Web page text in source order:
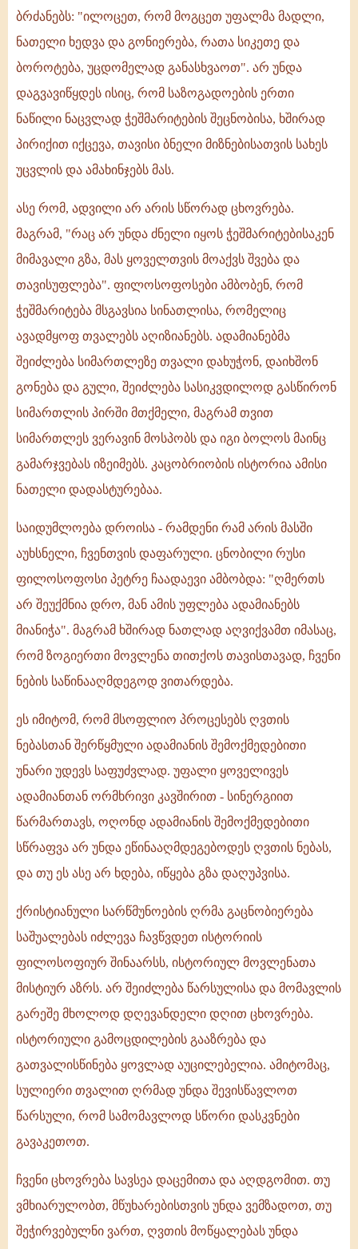
ბრძანებს: "ილოცეთ, რომ მოგცეთ უფალმა მადლი,
ნათელი ხედვა და გონიერება, რათა სიკეთე და
ბოროტება, უცდომელად განასხვაოთ". არ უნდა
დაგვავიწყდეს ისიც, რომ საზოგადოების ერთი
ნაწილი ნაცვლად ჭეშმარიტების შეცნობისა, ხშირად
პირიქით იქცევა, თავისი ბნელი მიზნებისათვის სახეს
უცვლის და ამახინჯებს მას.
ასე რომ, ადვილი არ არის სწორად ცხოვრება.
მაგრამ, "რაც არ უნდა ძნელი იყოს ჭეშმარიტებისაკენ
მიმავალი გზა, მას ყოველთვის მოაქვს შვება და
თავისუფლება". ფილოსოფოსები ამბობენ, რომ
ჭეშმარიტება მსგავსია სინათლისა, რომელიც
ავადმყოფ თვალებს აღიზიანებს. ადამიანებმა
შეიძლება სიმართლეზე თვალი დახუჭონ, დაიხშონ
გონება და გული, შეიძლება სასიკვდილოდ გასწირონ
სიმართლის პირში მთქმელი, მაგრამ თვით
სიმართლეს ვერავინ მოსპობს და იგი ბოლოს მაინც
გამარჯვებას იზეიმებს. კაცობრიობის ისტორია ამისი
ნათელი დადასტურებაა.
საიდუმლოება დროისა - რამდენი რამ არის მასში
აუხსნელი, ჩვენთვის დაფარული. ცნობილი რუსი
ფილოსოფოსი პეტრე ჩაადაევი ამბობდა: "ღმერთს
არ შეუქმნია დრო, მან ამის უფლება ადამიანებს
მიანიჭა". მაგრამ ხშირად ნათლად აღვიქვამთ იმასაც,
რომ ზოგიერთი მოვლენა თითქოს თავისთავად, ჩვენი
ნების საწინააღმდეგოდ ვითარდება.
ეს იმიტომ, რომ მსოფლიო პროცესებს ღვთის
ნებასთან შერწყმული ადამიანის შემოქმედებითი
უნარი უდევს საფუძვლად. უფალი ყოველივეს
ადამიანთან ორმხრივი კავშირით - სინერგიით
წარმართავს, ოღონდ ადამიანის შემოქმედებითი
სწრაფვა არ უნდა ეწინააღმდეგებოდეს ღვთის ნებას,
და თუ ეს ასე არ ხდება, იწყება გზა დაღუპვისა.
ქრისტიანული სარწმუნოების ღრმა გაცნობიერება
საშუალებას იძლევა ჩავწვდეთ ისტორიის
ფილოსოფიურ შინაარსს, ისტორიულ მოვლენათა
მისტიურ აზრს. არ შეიძლება წარსულისა და მომავლის
გარეშე მხოლოდ დღევანდელი დღით ცხოვრება.
ისტორიული გამოცდილების გააზრება და
გათვალისწინება ყოვლად აუცილებელია. ამიტომაც,
სულიერი თვალით ღრმად უნდა შევისწავლოთ
წარსული, რომ სამომავლოდ სწორი დასკვნები
გავაკეთოთ.
ჩვენი ცხოვრება სავსეა დაცემითა და აღდგომით. თუ
ვმხიარულობთ, მწუხარებისთვის უნდა ვემზადოთ, თუ
შეჭირვებულნი ვართ, ღვთის მოწყალებას უნდა